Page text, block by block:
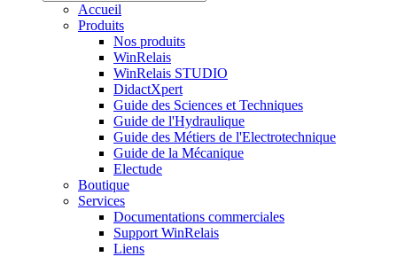
Accueil
Produits
Nos produits
WinRelais
WinRelais STUDIO
DidactXpert
Guide des Sciences et Techniques
Guide de l'Hydraulique
Guide des Métiers de l'Electrotechnique
Guide de la Mécanique
Electude
Boutique
Services
Documentations commerciales
Support WinRelais
Liens